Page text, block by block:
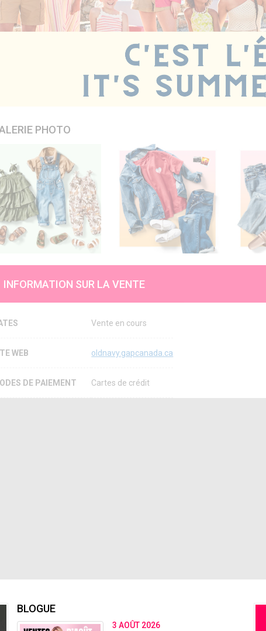
PHOTO
INFORMATION SUR LA VENTE
Vente en cours
WEB oldnavy.gapcanada.ca
DE PAIEMENT Cartes de crédit
BLOGUE
3 AOÛT 2026